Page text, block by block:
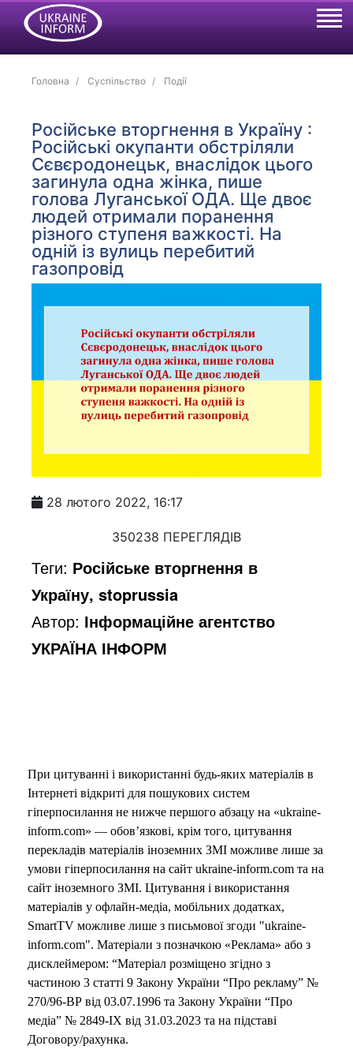
Головна Суспільство Події
Російське вторгнення в Україну :
Російські окупанти обстріляли
Сєвєродонецьк, внаслідок цього
загинула одна жінка, пише
голова Луганської ОДА. Ще двоє
людей отримали поранення
різного ступеня важкості. На
одній із вулиць перебитий
газопровід
28 лютого 2022, 16:17
350238 ПЕРЕГЛЯДІВ
Теги: Російське вторгнення в
Україну, stoprussia
Автор: Інформаційне агентство
УКРАЇНА ІНФОРМ
При цитуванні і використанні будь-яких матеріалів в
Інтернеті відкриті для пошукових систем
гіперпосилання не нижче першого абзацу на «ukraine-
inform.com» — обов’язкові, крім того, цитування
перекладів матеріалів іноземних ЗМІ можливе лише за
умови гіперпосилання на сайт ukraine-inform.com та на
сайт іноземного ЗМІ. Цитування і використання
матеріалів у офлайн-медіа, мобільних додатках,
SmartTV можливе лише з письмової згоди "ukraine-
inform.com". Матеріали з позначкою «Реклама» або з
дисклеймером: “Матеріал розміщено згідно з
частиною 3 статті 9 Закону України “Про рекламу” №
270/96-ВР від 03.07.1996 та Закону України “Про
медіа” № 2849-IX від 31.03.2023 та на підставі
Договору/рахунка.